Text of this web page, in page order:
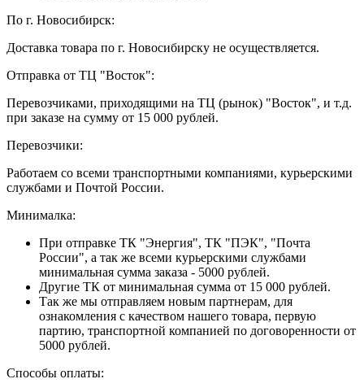
По г. Новосибирск:
Доставка товара по г. Новосибирску не осуществляется.
Отправка от ТЦ "Восток":
Перевозчиками, приходящими на ТЦ (рынок) "Восток", и т.д.
при заказе на сумму от 15 000 рублей.
Перевозчики:
Работаем со всеми транспортными компаниями, курьерскими
службами и Почтой России.
Минималка:
При отправке ТК "Энергия", ТК "ПЭК", "Почта
России", а так же всеми курьерскими службами
минимальная сумма заказа - 5000 рублей.
Другие ТК от минимальная сумма от 15 000 рублей.
Так же мы отправляем новым партнерам, для
ознакомления с качеством нашего товара, первую
партию, транспортной компанией по договоренности от
5000 рублей.
Способы оплаты: